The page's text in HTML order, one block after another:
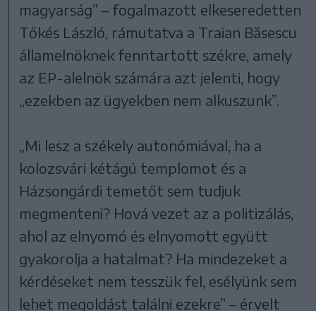
magyarság” – fogalmazott elkeseredetten
Tőkés László, rámutatva a Traian Băsescu
államelnöknek fenntartott székre, amely
az EP-alelnök számára azt jelenti, hogy
„ezekben az ügyekben nem alkuszunk”.
„Mi lesz a székely autonómiával, ha a
kolozsvári kétágú templomot és a
Házsongárdi temetőt sem tudjuk
megmenteni? Hová vezet az a politizálás,
ahol az elnyomó és elnyomott együtt
gyakorolja a hatalmat? Ha mindezeket a
kérdéseket nem tesszük fel, esélyünk sem
lehet megoldást találni ezekre” – érvelt